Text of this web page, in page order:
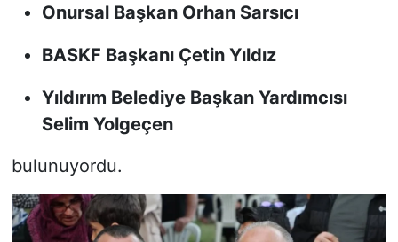
Onursal Başkan Orhan Sarsıcı
BASKF Başkanı Çetin Yıldız
Yıldırım Belediye Başkan Yardımcısı
Selim Yolgeçen
bulunuyordu.